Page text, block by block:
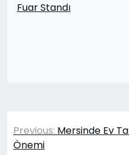
Fuar Standı
Yazı
gezinmesi
Previous: Mersinde Ev
Önemi